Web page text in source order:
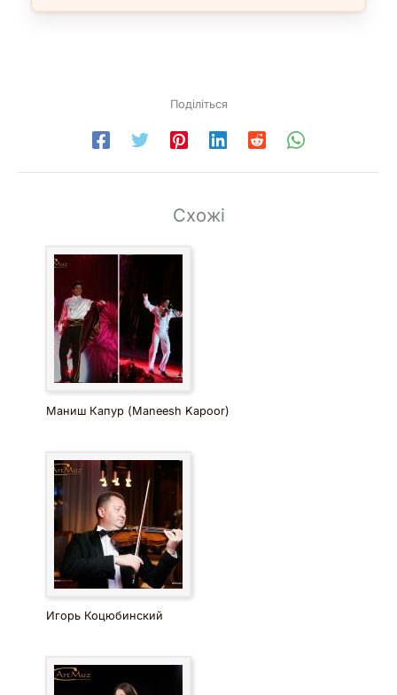
Поділіться
Схожі
Маниш Капур (Maneesh Kapoor)
Игорь Коцюбинский